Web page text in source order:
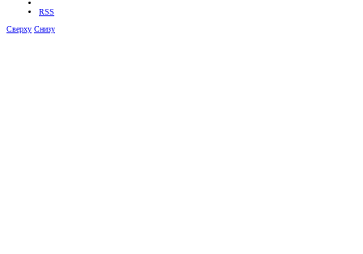
RSS
Сверху Снизу